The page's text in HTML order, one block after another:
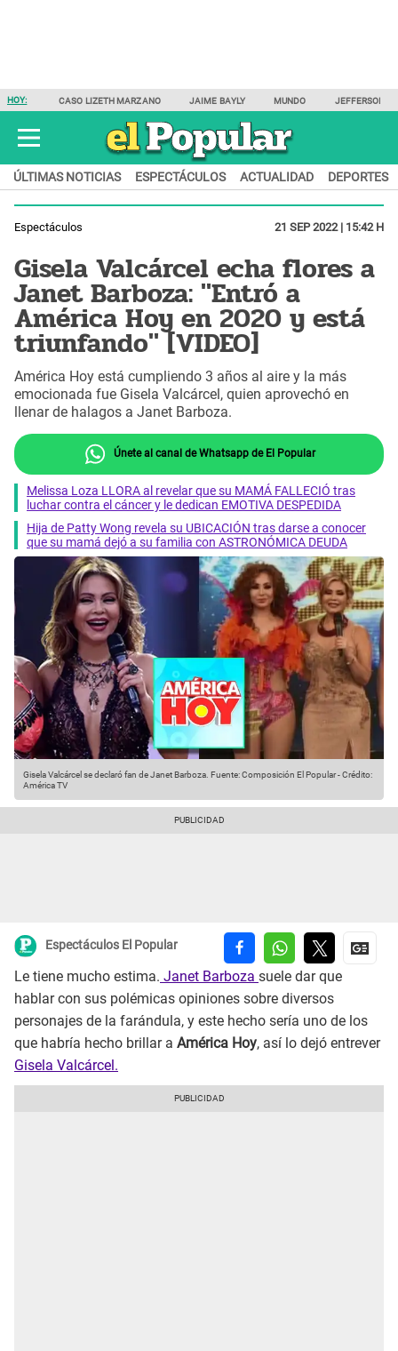
HOY: CASO LIZETH MARZANO JAIME BAYLY MUNDO JEFFERSON
ÚLTIMAS NOTICIAS ESPECTÁCULOS ACTUALIDAD DEPORTES
Espectáculos 21 SEP 2022 | 15:42 H
Gisela Valcárcel echa flores a
Janet Barboza: "Entró a
América Hoy en 2020 y está
triunfando" [VIDEO]
América Hoy está cumpliendo 3 años al aire y la más
emocionada fue Gisela Valcárcel, quien aprovechó en
llenar de halagos a Janet Barboza.
Únete al canal de Whatsapp de El Popular
Melissa Loza LLORA al revelar que su MAMÁ FALLECIÓ tras
luchar contra el cáncer y le dedican EMOTIVA DESPEDIDA
Hija de Patty Wong revela su UBICACIÓN tras darse a conocer
que su mamá dejó a su familia con ASTRONÓMICA DEUDA
Gisela Valcárcel se declaró fan de Janet Barboza. Fuente: Composición El Popular-Crédito:
América TV
Espectáculos El Popular
Le tiene mucho estima. Janet Barboza suele dar que
hablar con sus polémicas opiniones sobre diversos
personajes de la farándula, y este hecho sería uno de los
que habría hecho brillar a América Hoy, así lo dejó entrever
Gisela Valcárcel.